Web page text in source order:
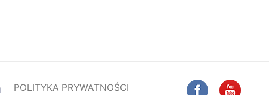
POLITYKA PRYWATNOŚCI